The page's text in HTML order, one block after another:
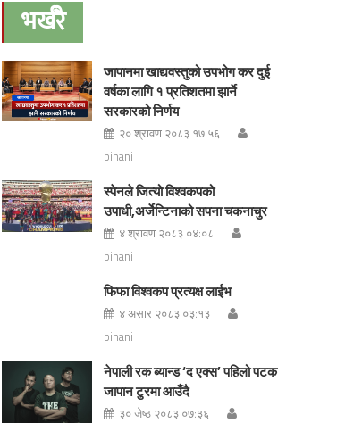
भर्खरै
जापानमा खाद्यवस्तुको उपभोग कर दुई
वर्षका लागि १ प्रतिशतमा झार्ने
सरकारको निर्णय
२० श्रावण २०८३ १७:५६
bihani
स्पेनले जित्यो विश्वकपको
उपाधी,अर्जेन्टिनाको सपना चकनाचुर
४ श्रावण २०८३ ०४:०८
bihani
फिफा विश्वकप प्रत्यक्ष लाईभ
४ असार २०८३ ०३:१३
bihani
नेपाली रक ब्यान्ड ‘द एक्स’ पहिलो पटक
जापान टुरमा आउँदै
३० जेष्ठ २०८३ ०७:३६